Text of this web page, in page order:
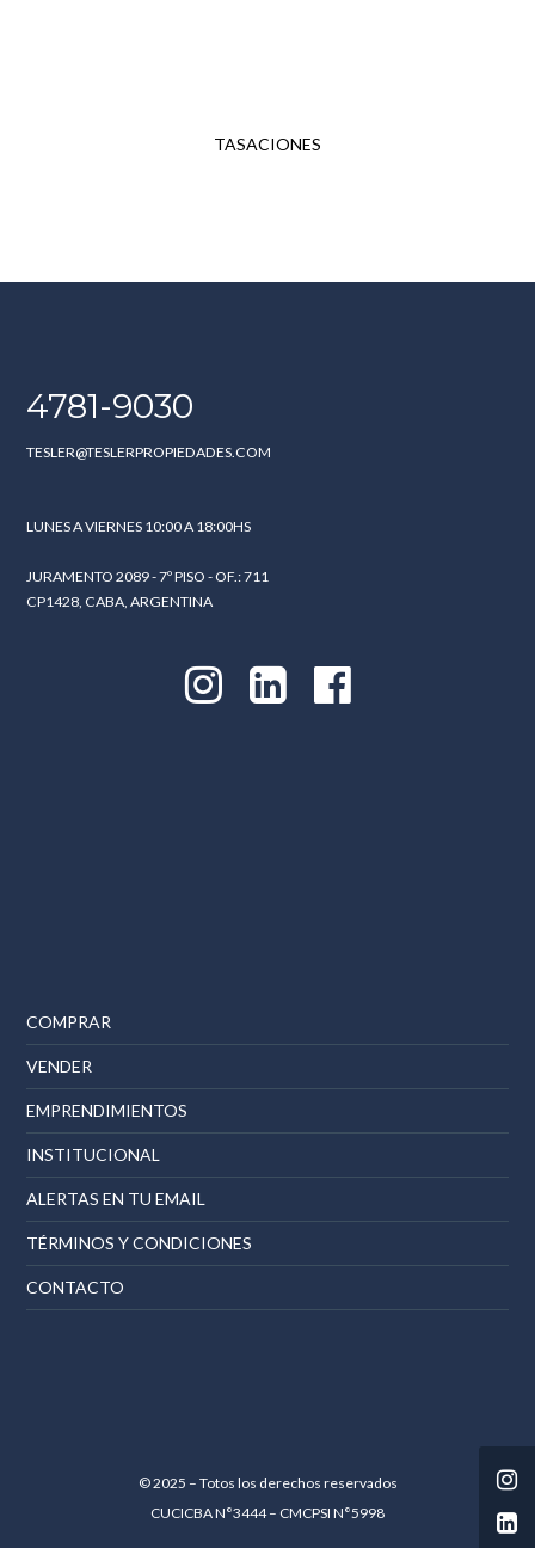
TASACIONES
4781-9030
TESLER@TESLERPROPIEDADES.COM
LUNES A VIERNES 10:00 A 18:00HS
JURAMENTO 2089 - 7º PISO - OF.: 711
CP1428, CABA, ARGENTINA
COMPRAR
VENDER
EMPRENDIMIENTOS
INSTITUCIONAL
ALERTAS EN TU EMAIL
TÉRMINOS Y CONDICIONES
CONTACTO
© 2025 – Totos los derechos reservados
CUCICBA N°3444 – CMCPSI N°5998